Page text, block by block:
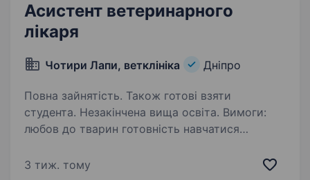
Асистент ветеринарного
лікаря
Чотири Лапи, ветклініка Дніпро
Повна зайнятість. Також готові взяти
студента. Незакінчена вища освіта. Вимоги:
любов до тварин готовність навчатися
Умови роботи: Дружній колектив Гнучкий
3 тиж. тому